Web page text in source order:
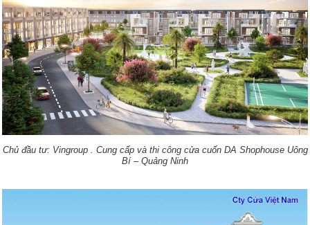
Chủ đầu tư: Vingroup . Cung cấp và thi công cửa cuốn DA Shophouse Uông
Bí – Quảng Ninh